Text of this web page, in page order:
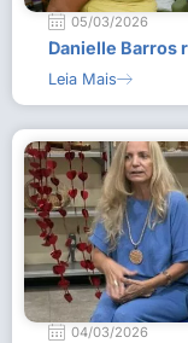
05/03/2026
Danielle Barros
Leia Mais
04/03/2026